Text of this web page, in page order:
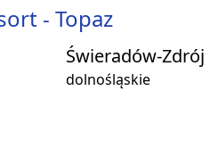
- Topaz
Świeradów-Zdrój
dolnośląskie